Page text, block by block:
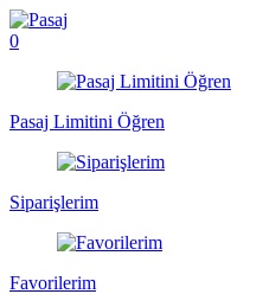
0
Pasaj Limitini Öğren
Siparişlerim
Favorilerim